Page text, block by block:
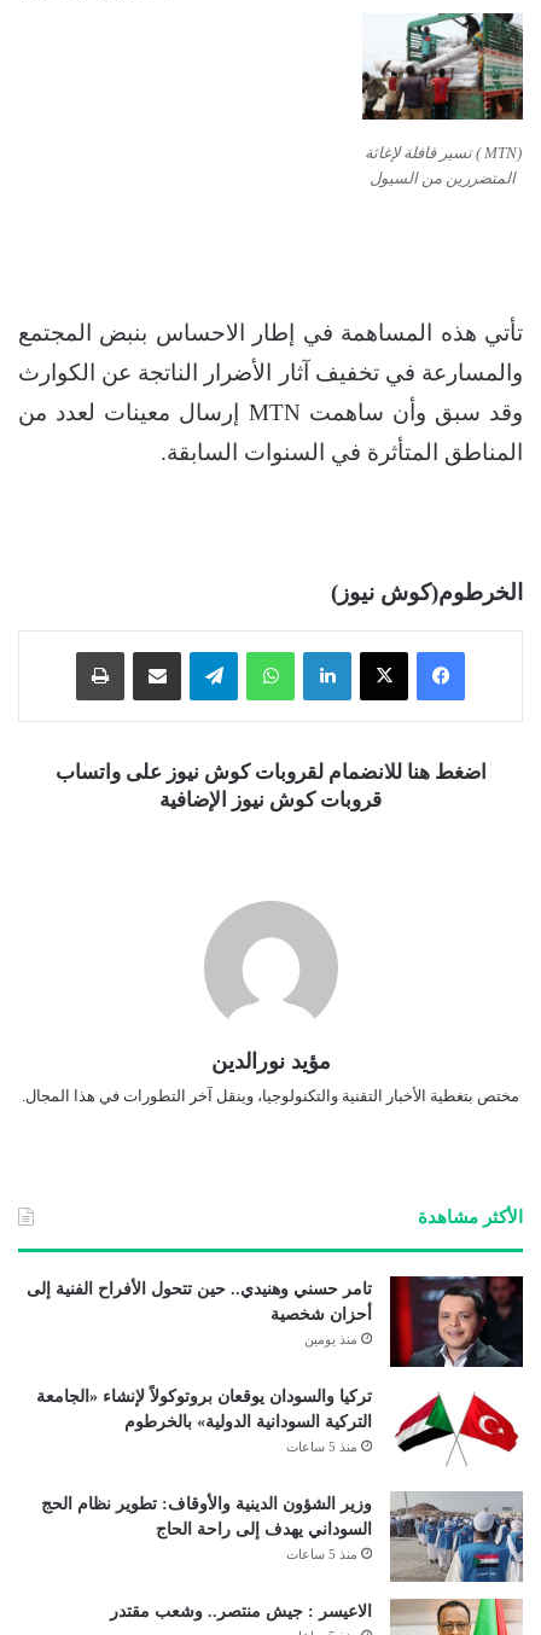
(MTN ) تسير قافلة لإغاثة
المتضررين من السيول
تأتي هذه المساهمة في إطار الاحساس بنبض المجتمع
والمسارعة في تخفيف آثار الأضرار الناتجة عن الكوارث
وقد سبق وأن ساهمت MTN إرسال معينات لعدد من
المناطق المتأثرة في السنوات السابقة.
الخرطوم(كوش نيوز)
فيسبوك ‫X لينكدإن واتساب تيلقرام
اضغط هنا للانضمام لقروبات كوش نيوز على واتساب
قروبات كوش نيوز الإضافية
مؤيد نورالدين
مختص بتغطية الأخبار التقنية والتكنولوجيا، وينقل آخر التطورات في هذا المجال.
الأكثر مشاهدة
تامر حسني وهنيدي.. حين تتحول الأفراح الفنية إلى
أحزان شخصية
منذ يومين
تركيا والسودان يوقعان بروتوكولاً لإنشاء «الجامعة
التركية السودانية الدولية» بالخرطوم
منذ 5 ساعات
وزير الشؤون الدينية والأوقاف: تطوير نظام الحج
السوداني يهدف إلى راحة الحاج
منذ 5 ساعات
الاعيسر : جيش منتصر.. وشعب مقتدر